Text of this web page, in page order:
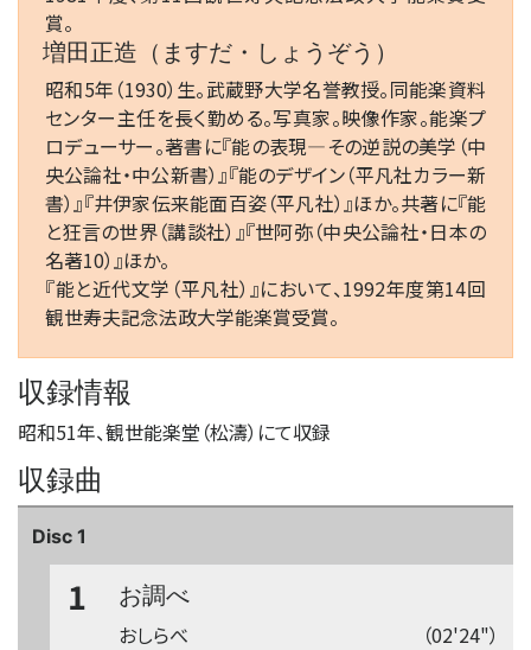
賞。
増田正造（ますだ・しょうぞう）
昭和5年（1930）生。武蔵野大学名誉教授。同能楽資料
センター主任を長く勤める。写真家。映像作家。能楽プ
ロデューサー。著書に『能の表現―その逆説の美学（中
央公論社・中公新書）』『能のデザイン（平凡社カラー新
書）』『井伊家伝来能面百姿（平凡社）』ほか。共著に『能
と狂言の世界（講談社）』『世阿弥（中央公論社・日本の
名著10）』ほか。
『能と近代文学（平凡社）』において、1992年度第14回
観世寿夫記念法政大学能楽賞受賞。
収録情報
昭和51年、観世能楽堂（松濤）にて収録
収録曲
Disc 1
1
お調べ
（02'24"）
おしらべ